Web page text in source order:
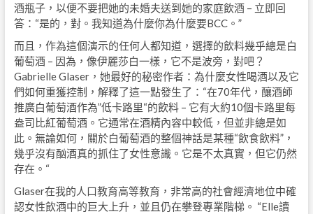
酒瓶子，以便不要把她的未婚夫送到她的家庭飲酒 – 立即回
答：“是的，對。我知道為什麼你為什麼要BCC。”
而且，作為這個演示的任何人都知道，選擇的飲料幾乎總是白
葡萄酒 – 因為，像伊麗莎白一樣，它不是波旁，對吧？
Gabrielle Glaser，她最好的秘密作者：為什麼女性喝酒以及它
們如何重獲控制，解釋了這一點發生了：“在70年代，釀酒師
推廣白葡萄酒作為”低卡路里“的飲料 – 它有大約10個卡路里每
盎司比紅葡萄酒。它通常在酒精內容中較低，但並非總是如
此。無論如何，關於白葡萄酒的整個神話是某種“飲食飲料”，
幾乎沒有酗酒真的抓住了女性意識。它是不太真實，但它仍然
存在。“
Glaser在我的人口教育高等教育，非常高的社會經濟地位中確
認女性飲酒中的巨大上升，並且仍在攀登專業階梯。 “Elle讀